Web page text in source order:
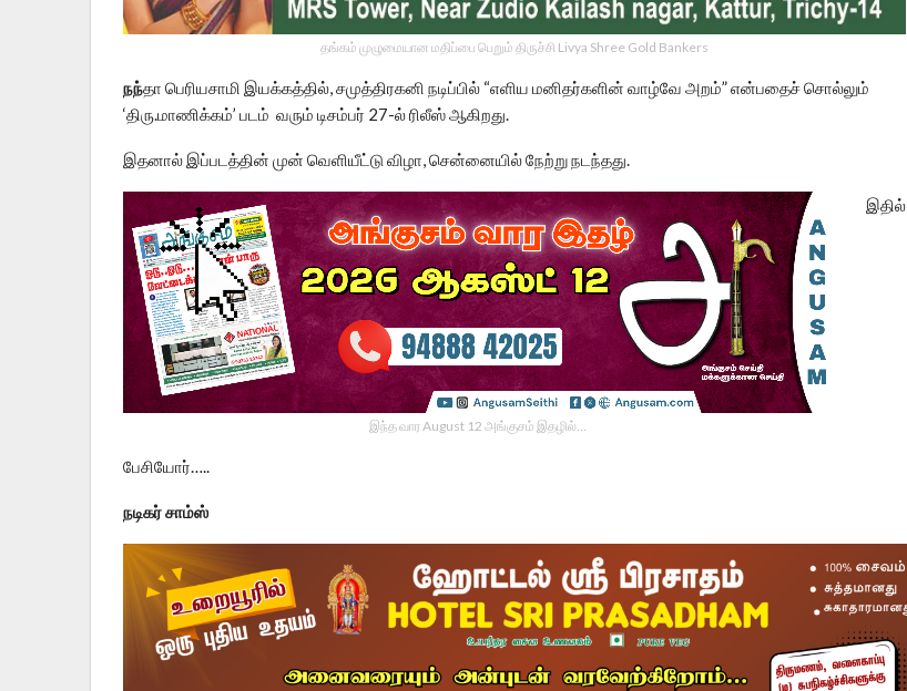
தங்கம் முழுமையான மதிப்பை பெறும் திருச்சி Livya Shree Gold Bankers
நந்தா பெரியசாமி இயக்கத்தில், சமுத்திரகனி நடிப்பில் “எளிய மனிதர்களின் வாழ்வே அறம்” என்பதைச் சொல்லும்
‘திரு.மாணிக்கம்’ படம் வரும் டிசம்பர் 27-ல் ரிலீஸ் ஆகிறது.
இதனால் இப்படத்தின் முன் வெளியீட்டு விழா, சென்னையில் நேற்று நடந்தது.
இந்த வார August 12 அங்குசம் இதழில்…
இதில்
பேசியோர்…..
நடிகர் சாம்ஸ்